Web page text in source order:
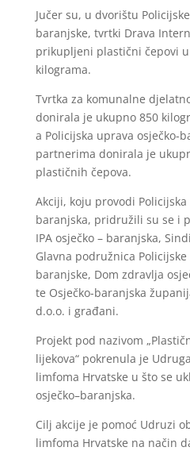
Jučer su, u dvorištu
baranjske, tvrtki Drava
prikupljeni plastični čepovi
kilograma.
Tvrtka za komunalne
donirala je ukupno 850
a Policijska uprava osječko-
partnerima donirala je
plastičnih čepova.
Akciji, koju provodi Policijska
baranjska, pridružili su se i
IPA osječko – baranjska,
Glavna podružnica
baranjske, Dom zdravlja
te Osječko-baranjska
d.o.o. i građani.
Projekt pod nazivom
lijekova“ pokrenula je
limfoma Hrvatske u što se
osječko–baranjska.
Cilj akcije je pomoć Udruzi
limfoma Hrvatske na način